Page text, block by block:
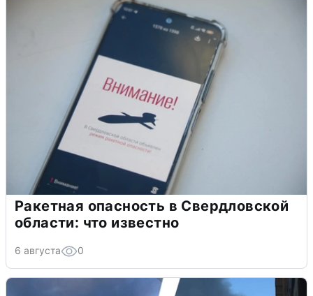
Ракетная опасность в Свердловской
области: что известно
6 августа 0